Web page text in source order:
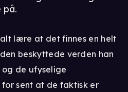
på.
lære at det finnes en helt
beskyttede verden han
de ufyselige
sent at de faktisk er